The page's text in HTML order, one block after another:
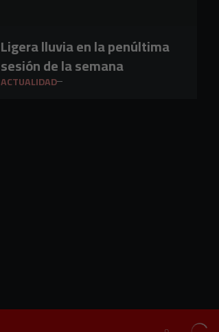
Ligera lluvia en la penúltima
sesión de la semana
ACTUALIDAD